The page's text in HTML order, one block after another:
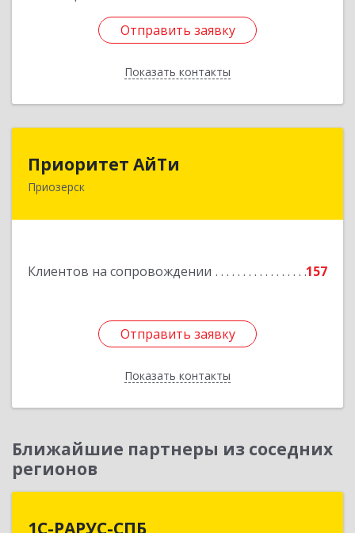
Отправить заявку
Показать контакты
Отправить заявку
Назад
Приоритет АйТи
Приозерск
Клиентов на сопровождении 157
Отправить заявку
Показать контакты
188760, Ленинградская обл, Приозерский р-н,
Подробнее
Отправить заявку
Назад
Ближайшие партнеры из соседних
регионов
1С-РАРУС-СПБ